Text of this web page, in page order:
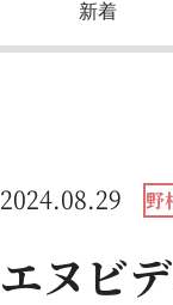
新着
2024.08.29 野
エヌビ